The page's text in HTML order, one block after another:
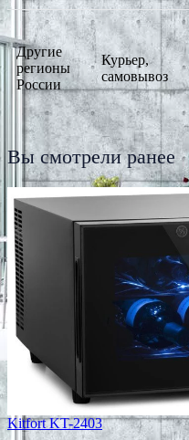
Другие
регионы
России
Курьер,
самовывоз
Вы смотрели ранее
Kitfort KT-2403